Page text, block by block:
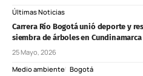
Últimas Noticias
Carrera Río Bogotá unió deporte y
siembra de árboles en Cundinamarca
25 Mayo, 2026
Medio ambiente Bogotá